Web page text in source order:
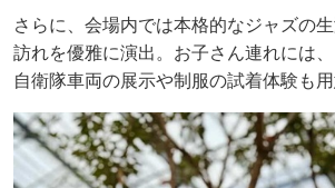
さらに、会場内では本格的なジャズの
訪れを優雅に演出。お子さん連れには
自衛隊車両の展示や制服の試着体験も